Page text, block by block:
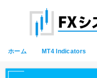
ホーム MT4 Indicators